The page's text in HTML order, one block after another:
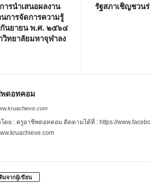
รนำเสนอผลงาน
การจัดการความรู้
นยายน พ.ศ. ๒๕๖๔
ทยาลัยมหาจุฬาลง
รัฐสภาเชิญชวน
ดอทคอม
ดย : ครูอาชีพดอทคอม ติดตามได้ที่ : https://
มจากผู้เขียน